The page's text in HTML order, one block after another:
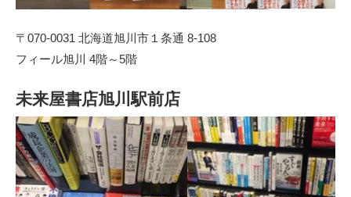
〒070-0031 北海道旭川市１条通 8-108
フィール旭川 4階～5階
未来屋書店旭川駅前店